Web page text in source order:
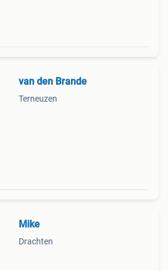
van den Brande
Terneuzen
Mike
Drachten